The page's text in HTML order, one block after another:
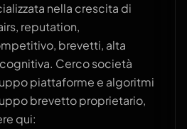
nella crescita di
reputation,
brevetti, alta
Cerco società
piattaforme e algoritmi
brevetto proprietario,
qui: